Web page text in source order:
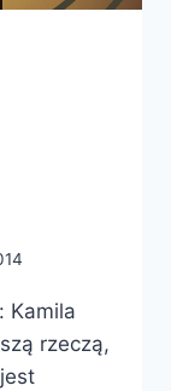
Kamila
rzeczą,